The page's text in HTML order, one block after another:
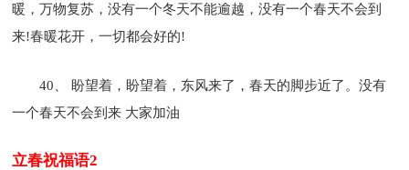
暖，万物复苏，没有一个冬天不能逾越，没有一个春天不会到
来!春暖花开，一切都会好的!
40、 盼望着，盼望着，东风来了，春天的脚步近了。没有
一个春天不会到来 大家加油
立春祝福语2